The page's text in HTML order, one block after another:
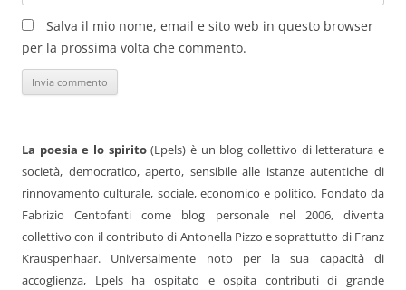
Salva il mio nome, email e sito web in questo browser
per la prossima volta che commento.
La poesia e lo spirito(Lpels) è un blog collettivo di letteratura e
società, democratico, aperto, sensibile alle istanze autentiche di
rinnovamento culturale, sociale, economico e politico. Fondato da
Fabrizio Centofanti come blog personale nel 2006, diventa
collettivo con il contributo di Antonella Pizzo e soprattutto di Franz
Krauspenhaar. Universalmente noto per la sua capacità di
accoglienza, Lpels ha ospitato e ospita contributi di grande